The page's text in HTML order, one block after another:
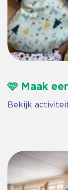
🩷 Maak
Bekijk